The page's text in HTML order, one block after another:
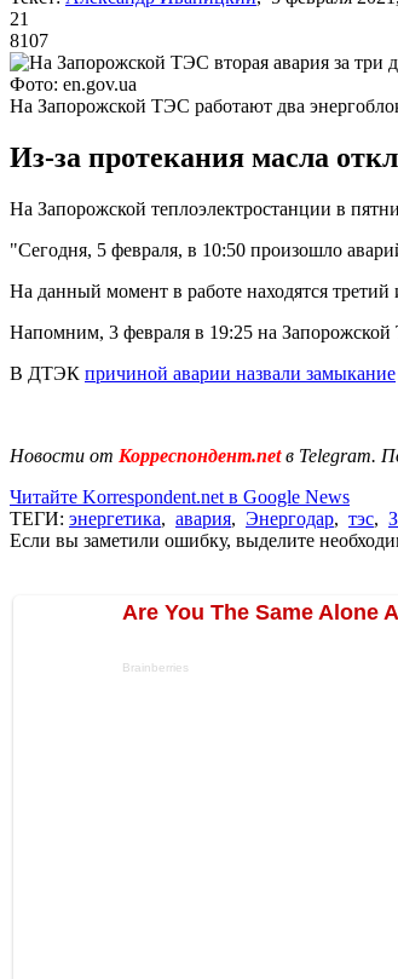
21
8107
Фото: en.gov.ua
На Запорожской ТЭС работают два
Из-за протекания масла
На Запорожской теплоэлектростанции в
"Сегодня, 5 февраля, в 10:50 произошло
На данный момент в работе находятся
Напомним, 3 февраля в 19:25 на Запорожской
В ДТЭК причиной аварии назвали замыкание
Новости от Корреспондент.netв Telegram.
Читайте Korrespondent.net в Google News
ТЕГИ: энергетика, авария, Энергодар, тэс,
Если вы заметили ошибку, выделите